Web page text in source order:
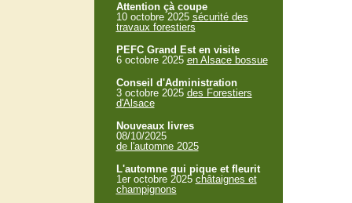
Attention çà coupe
10 octobre 2025 sécurité des
travaux forestiers
PEFC Grand Est en visite
6 octobre 2025 en Alsace bossue
Conseil d'Administration
3 octobre 2025 des Forestiers
d'Alsace
Nouveaux livres
08/10/2025
de l'automne 2025
L'automne qui pique et fleurit
1er octobre 2025 châtaignes et
champignons